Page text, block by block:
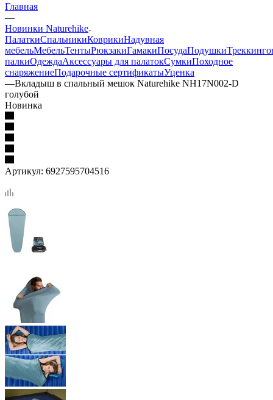
Главная
—
Новинки Naturehike
ПалаткиСпальникиКоврикиНадувная
мебельМебельТентыРюкзакиГамакиПосудаПодушки
палкиОдеждаАксессуары для палатокСумкиПоходное
снаряжениеПодарочные сертификатыУценка
—Вкладыш в спальный мешок Naturehike NH17N002-D
голубой
Новинка
Артикул: 6927595704516